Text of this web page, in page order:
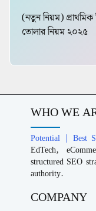
(নতুন নিয়ম) প্রাথমিক
তোলার নিয়ম ২০২৫
WHO WE
Potential | Best
EdTech,
structured SEO
authority.
COMPANY